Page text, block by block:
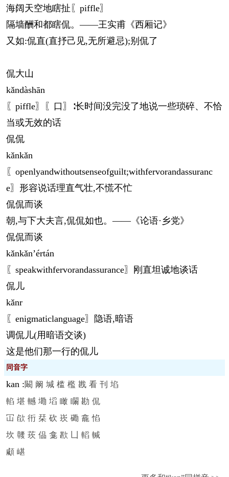
海阔天空地瞎扯〖piffle〗
隔墙酬和都瞎侃。——王实甫《西厢记》
又如:侃直(直抒己见,无所避忌);别侃了
侃大山
kǎndàshān
〖piffle〗〖口〗∶长时间没完没了地说一些琐碎、不恰
当或无效的话
侃侃
kǎnkǎn
〖openlyandwithoutsenseofguilt;withfervorandassuranc
e〗形容说话理直气壮,不慌不忙
侃侃而谈
朝,与下大夫言,侃侃如也。——《论语·乡党》
侃侃而谈
kǎnkǎn’értán
〖speakwithfervorandassurance〗刚直坦诚地谈话
侃儿
kǎnr
〖enigmaticlanguage〗隐语,暗语
调侃儿(用暗语交谈)
这是他们那一行的侃儿
同音字
kan :闞 阚 堿 槛 檻 戡 看 刊 埳
輡 堪 轗 墈 塪 瞰 矙 勘 侃
冚 欿 衎 栞 砍 崁 磡 龕 惂
坎 竷 莰 偘 龛 歁 轁 輱
顑 嵁